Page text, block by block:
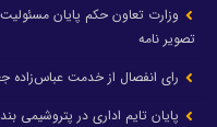
وزارت تعاون حکم پایان
تصویر نامه
رای انفصال از خدمت
پایان تایم اداری در پتروشیمی بندرامام